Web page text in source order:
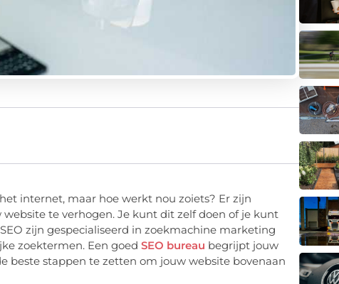
internet, maar hoe werkt nou zoiets? Er zijn
te verhogen. Je kunt dit zelf doen of je kunt
zijn gespecialiseerd in zoekmachine marketing
zoektermen. Een goed SEO bureau begrijpt jouw
beste stappen te zetten om jouw website bovenaan